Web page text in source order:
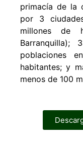
primacía de la
por 3
millones de
Barranquilla);
poblaciones
habitantes; y
menos de 100